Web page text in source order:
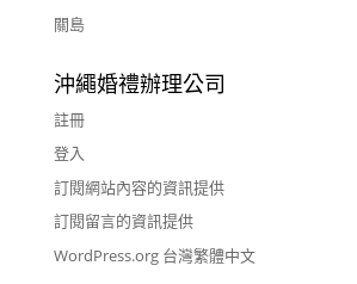
關島
沖繩婚禮辦理公司
註冊
登入
訂閱網站內容的資訊提供
訂閱留言的資訊提供
WordPress.org 台灣繁體中文